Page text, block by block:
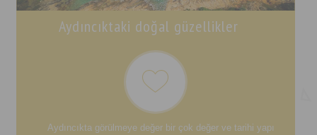
Aydıncıktaki doğal güzellikler
Aydıncıkta görülmeye değer bir çok değer ve tarihi yapı